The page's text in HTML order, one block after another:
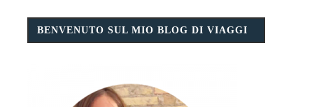
BENVENUTO SUL MIO BLOG DI VIAGGI